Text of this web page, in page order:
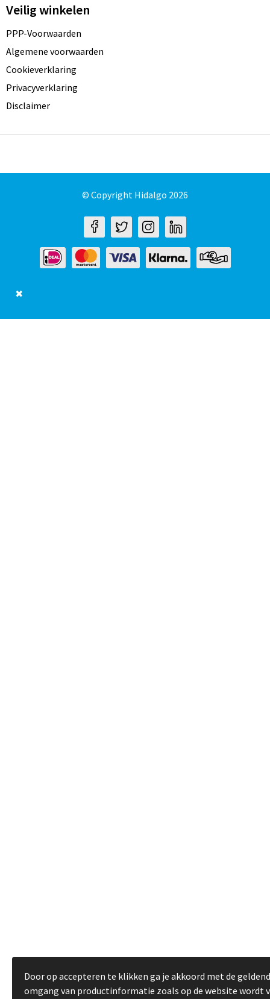
Veilig winkelen
PPP-Voorwaarden
Algemene voorwaarden
Cookieverklaring
Privacyverklaring
Disclaimer
© Copyright Hidalgo 2026
✖
Door op accepteren te klikken ga je akkoord met de
omgang van productinformatie zoals op de website wordt